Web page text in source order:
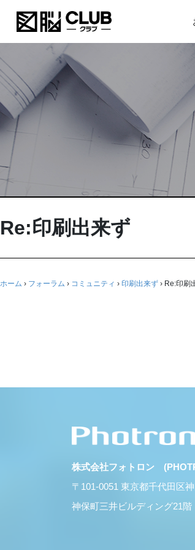
Re:印刷出来ず
ホーム › フォーラム › コミュニティ › 印刷出来ず › Re:印刷
株式会社フォトロン
〒101-0051 東京都千代田区
神保町三井ビルディング21階